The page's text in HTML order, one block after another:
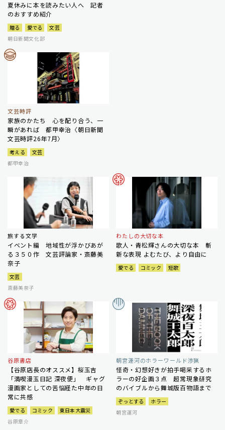
夏休みに本を読みたい人へ 記者
のおすすめ紹介
贈る 愛でる
文芸
朝日新聞文化部
文芸時評
家族のかたち 心を配り合う、一
瞬があれば 都甲幸治〈朝日新聞
文芸時評26年7月〉
考える
文芸
都甲幸治
旅する文学
イベント編 地域性が浮かびあが
る３５０作 文芸評論家・斎藤美
奈子
文芸
斎藤美奈子
わたしの大切な本
歌人・青松輝さんの大切な本 斬
新な表現 よむたび、より自由に
愛でる コミック 短歌
谷原書店
【谷原店長のオススメ】桜玉吉
「満喫漫玉日記 深夜便」 ギャグ
漫画家としての苦悩経た中年の日
常に共感
愛でる コミック
東日本大震災
谷原章介
朝宮運河のホラーワールド渉猟
怪奇・幻想好きが拍手喝采するホ
ラーの好企画３点 超常現象研究
のバイブルから舞城版百物語まで
ぞっとする
ホラー
朝宮運河